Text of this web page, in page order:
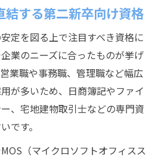
結する第二新卒向け資格
定を図る上で注目すべき資格に
業のニーズに合ったものが挙げ
業職や事務職、管理職など幅広
が多いため、日商簿記やファイ
、宅地建物取引士などの専門資
です。
（マイクロソフトオフィスス